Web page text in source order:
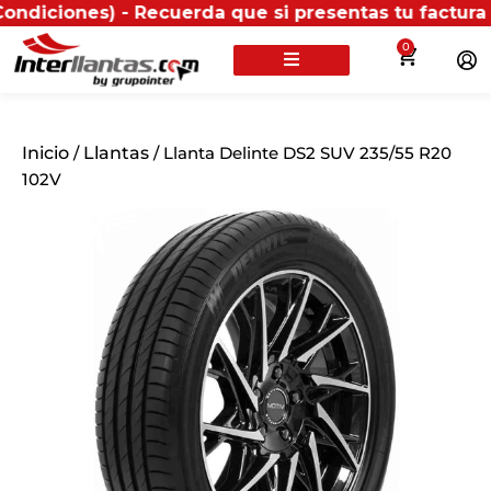
- Recuerda que si presentas tu factura
0
Inicio / Llantas / Llanta Delinte DS2 SUV 235/55 R20
102V